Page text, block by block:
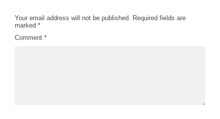
Your email address will not be published. Required fields are
marked *
Comment *